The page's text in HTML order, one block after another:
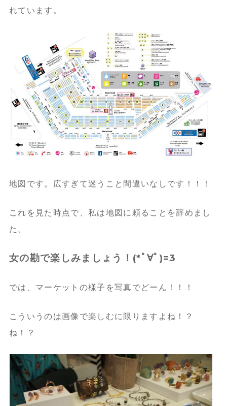
れています。
地図です。広すぎて迷うこと間違いなしです！！！
これを見た時点で、私は地図に頼ることを辞めまし
た。
女の勘で楽しみましょう！(*ﾟ∀ﾟ)=3
では、マーケットの様子を写真でどーん！！！
こういうのは画像で楽しむに限りますよね！？
ね！？